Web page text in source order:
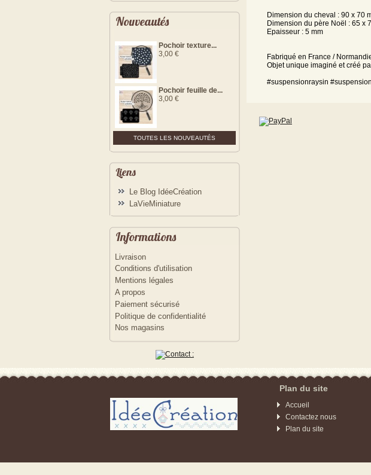
Nouveautés
Pochoir texture...
3,00 €
Pochoir feuille de...
3,00 €
TOUTES LES NOUVEAUTÉS
Liens
Le Blog IdéeCréation
LaVieMiniature
Informations
Livraison
Conditions d'utilisation
Mentions légales
A propos
Paiement sécurisé
Politique de confidentialité
Nos magasins
Dimension du cheval : 90 x 70
Dimension du père Noël : 65 x
Epaisseur : 5 mm
Fabriqué en France /
Objet unique imaginé et créé
#suspensionraysin
Plan du site
Accueil
Contactez nous
Plan du site